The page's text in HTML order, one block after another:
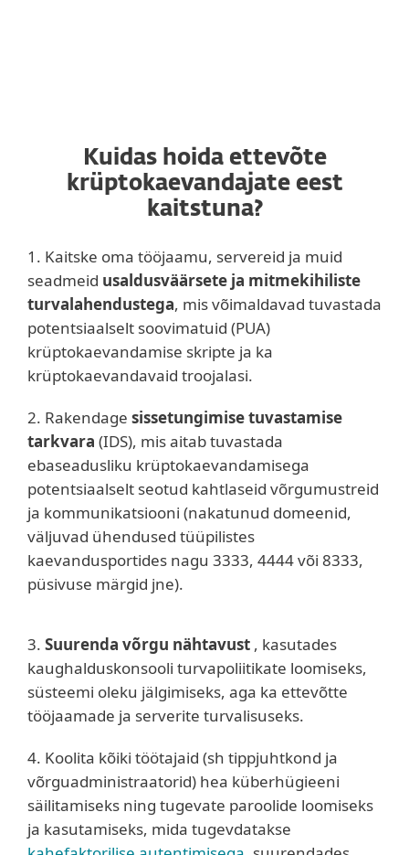
Kuidas hoida ettevõte
krüptokaevandajate eest
kaitstuna?
1. Kaitske oma tööjaamu, servereid ja muid
seadmeid usaldusväärsete ja mitmekihiliste
turvalahendustega, mis võimaldavad tuvastada
potentsiaalselt soovimatuid (PUA)
krüptokaevandamise skripte ja ka
krüptokaevandavaid troojalasi.
2. Rakendage sissetungimise tuvastamise
tarkvara (IDS), mis aitab tuvastada
ebaseadusliku krüptokaevandamisega
potentsiaalselt seotud kahtlaseid võrgumustreid
ja kommunikatsiooni (nakatunud domeenid,
väljuvad ühendused tüüpilistes
kaevandusportides nagu 3333, 4444 või 8333,
püsivuse märgid jne).
3. Suurenda võrgu nähtavust , kasutades
kaughalduskonsooli turvapoliitikate loomiseks,
süsteemi oleku jälgimiseks, aga ka ettevõtte
tööjaamade ja serverite turvalisuseks.
4. Koolita kõiki töötajaid (sh tippjuhtkond ja
võrguadministraatorid) hea küberhügieeni
säilitamiseks ning tugevate paroolide loomiseks
ja kasutamiseks, mida tugevdatakse